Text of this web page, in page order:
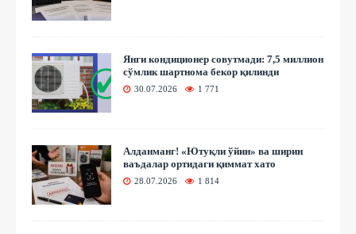
Янги кондиционер совутмади: 7,5 миллион
сўмлик шартнома бекор қилинди
30.07.2026 1 771
Алданманг! «Ютуқли ўйин» ва ширин
ваъдалар ортидаги қиммат хато
28.07.2026 1 814